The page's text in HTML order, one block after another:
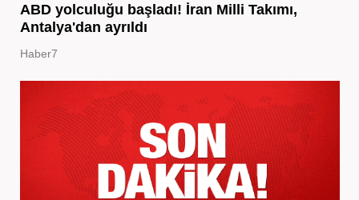
ABD yolculuğu başladı! İran Milli Takımı,
Antalya'dan ayrıldı
Haber7